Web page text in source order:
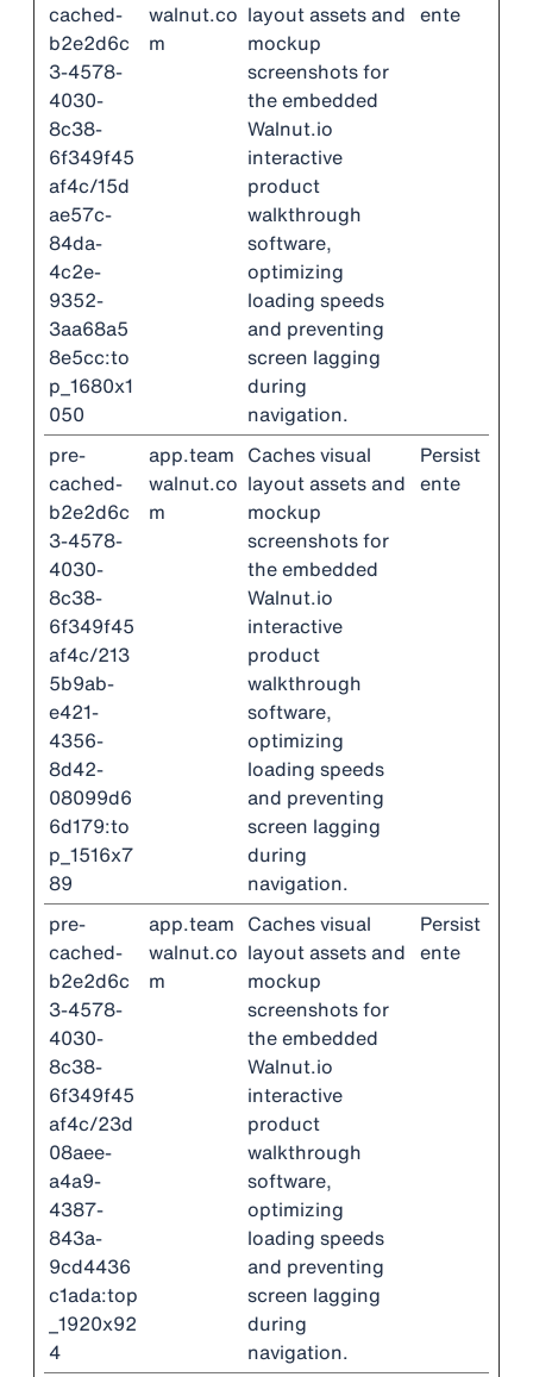
cached-
b2e2d6c
3-4578-
4030-
8c38-
6f349f45
af4c/15d
ae57c-
84da-
4c2e-
9352-
3aa68a5
8e5cc:to
p_1680x1
050
walnut.co
m
layout assets and
mockup
screenshots for
the embedded
Walnut.io
interactive
product
walkthrough
software,
optimizing
loading speeds
and preventing
screen lagging
during
navigation.
ente
pre-
cached-
b2e2d6c
3-4578-
4030-
8c38-
6f349f45
af4c/213
5b9ab-
e421-
4356-
8d42-
08099d6
6d179:to
p_1516x7
89
app.team
walnut.co
m
Caches visual
layout assets and
mockup
screenshots for
the embedded
Walnut.io
interactive
product
walkthrough
software,
optimizing
loading speeds
and preventing
screen lagging
during
navigation.
Persist
ente
pre-
cached-
b2e2d6c
3-4578-
4030-
8c38-
6f349f45
af4c/23d
08aee-
a4a9-
4387-
843a-
9cd4436
c1ada:top
_1920x92
4
app.team
walnut.co
m
Caches visual
layout assets and
mockup
screenshots for
the embedded
Walnut.io
interactive
product
walkthrough
software,
optimizing
loading speeds
and preventing
screen lagging
during
navigation.
Persist
ente